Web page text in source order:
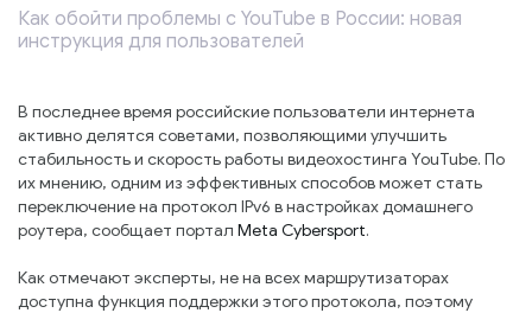
Как обойти проблемы с YouTube в России: новая
инструкция для пользователей
В последнее время российские пользователи интернета
активно делятся советами, позволяющими улучшить
стабильность и скорость работы видеохостинга YouTube. По
их мнению, одним из эффективных способов может стать
переключение на протокол IPv6 в настройках домашнего
роутера, сообщает портал Meta Cybersport.
Как отмечают эксперты, не на всех маршрутизаторах
доступна функция поддержки этого протокола, поэтому